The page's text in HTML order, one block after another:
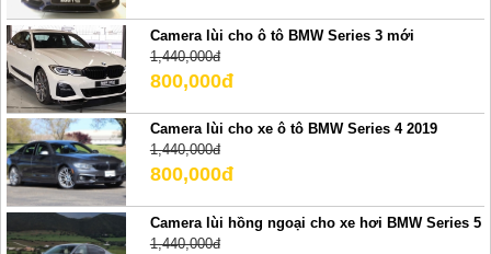
Camera lùi cho ô tô BMW Series 3 mới
1,440,000đ
800,000đ
Camera lùi cho xe ô tô BMW Series 4 2019
1,440,000đ
800,000đ
Camera lùi hồng ngoại cho xe hơi BMW Series 5
1,440,000đ